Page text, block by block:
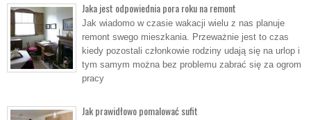
Jaka jest odpowiednia pora roku na remont
Jak wiadomo w czasie wakacji wielu z nas planuje
remont swego mieszkania. Przeważnie jest to czas
kiedy pozostali członkowie rodziny udają się na urlop i
tym samym można bez problemu zabrać się za ogrom
pracy
Jak prawidłowo pomalować sufit